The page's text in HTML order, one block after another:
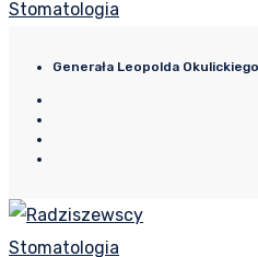
Generała Leopolda